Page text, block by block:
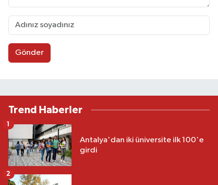
Gönder
Trend Haberler
Antalya'dan iki üniversite ilk 100'e
girdi
1
2